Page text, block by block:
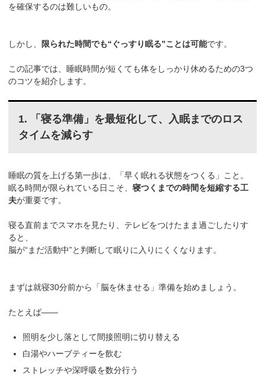
を確保するのは難しいもの。
しかし、 限られた時間でも“ぐっすり眠る”ことは可能です。
この記事では、睡眠時間が短くても体をしっかり休めるための3つ
のコツを紹介します。
1. 「寝る準備」を最短化して、入眠までのロス
タイムを減らす
睡眠の質を上げる第一歩は、「早く眠れる状態をつくる」こと。
眠る時間が限られている日こそ、寝つくまでの時間を短縮する工
夫が重要です。
寝る直前までスマホを見たり、テレビをつけたまま過ごしたりす
ると、
脳が“まだ活動中”と判断して眠りに入りにくくなります。
まずは就寝30分前から「脳を休ませる」準備を始めましょう。
たとえば——
照明を少し落として間接照明に切り替える
白湯やハーブティーを飲む
ストレッチや深呼吸を数分行う